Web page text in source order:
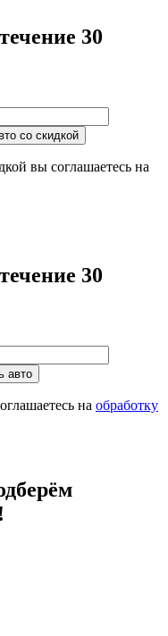
30
со скидкой
вы соглашаетесь на
30
авто
на обработку